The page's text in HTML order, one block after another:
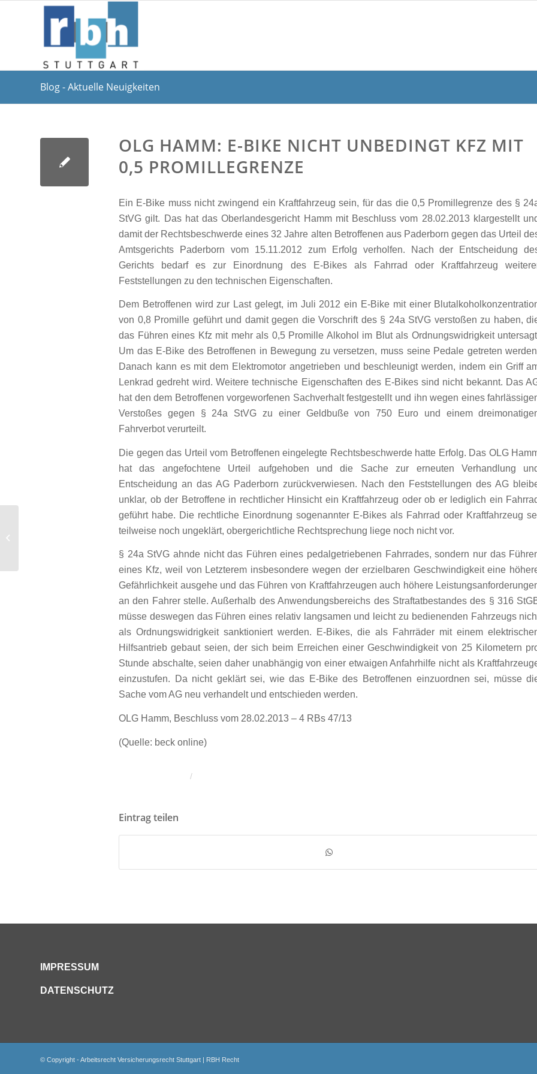
Blog - Aktuelle Neuigkeiten
OLG HAMM: E-BIKE NICHT UNBEDINGT KFZ MIT
0,5 PROMILLEGRENZE
Ein E-Bike muss nicht zwingend ein Kraftfahrzeug sein, für das die 0,5 Promillegrenze des §
StVG gilt. Das hat das Oberlandesgericht Hamm mit Beschluss vom 28.02.2013 klargestellt
damit der Rechtsbeschwerde eines 32 Jahre alten Betroffenen aus Paderborn gegen das Urteil
Amtsgerichts Paderborn vom 15.11.2012 zum Erfolg verholfen. Nach der Entscheidung
Gerichts bedarf es zur Einordnung des E-Bikes als Fahrrad oder Kraftfahrzeug
Feststellungen zu den technischen Eigenschaften.
Dem Betroffenen wird zur Last gelegt, im Juli 2012 ein E-Bike mit einer
von 0,8 Promille geführt und damit gegen die Vorschrift des § 24a StVG verstoßen zu haben,
das Führen eines Kfz mit mehr als 0,5 Promille Alkohol im Blut als Ordnungswidrigkeit
Um das E-Bike des Betroffenen in Bewegung zu versetzen, muss seine Pedale getreten
Danach kann es mit dem Elektromotor angetrieben und beschleunigt werden, indem ein Griff
Lenkrad gedreht wird. Weitere technische Eigenschaften des E-Bikes sind nicht bekannt. Das
hat den dem Betroffenen vorgeworfenen Sachverhalt festgestellt und ihn wegen eines
Verstoßes gegen § 24a StVG zu einer Geldbuße von 750 Euro und einem
Fahrverbot verurteilt.
Die gegen das Urteil vom Betroffenen eingelegte Rechtsbeschwerde hatte Erfolg. Das OLG
hat das angefochtene Urteil aufgehoben und die Sache zur erneuten Verhandlung
Entscheidung an das AG Paderborn zurückverwiesen. Nach den Feststellungen des AG
unklar, ob der Betroffene in rechtlicher Hinsicht ein Kraftfahrzeug oder ob er lediglich ein
geführt habe. Die rechtliche Einordnung sogenannter E-Bikes als Fahrrad oder Kraftfahrzeug
teilweise noch ungeklärt, obergerichtliche Rechtsprechung liege noch nicht vor.
§ 24a StVG ahnde nicht das Führen eines pedalgetriebenen Fahrrades, sondern nur das
eines Kfz, weil von Letzterem insbesondere wegen der erzielbaren Geschwindigkeit eine
Gefährlichkeit ausgehe und das Führen von Kraftfahrzeugen auch höhere
an den Fahrer stelle. Außerhalb des Anwendungsbereichs des Straftatbestandes des § 316
müsse deswegen das Führen eines relativ langsamen und leicht zu bedienenden Fahrzeugs
als Ordnungswidrigkeit sanktioniert werden. E-Bikes, die als Fahrräder mit einem
Hilfsantrieb gebaut seien, der sich beim Erreichen einer Geschwindigkeit von 25 Kilometern
Stunde abschalte, seien daher unabhängig von einer etwaigen Anfahrhilfe nicht als
einzustufen. Da nicht geklärt sei, wie das E-Bike des Betroffenen einzuordnen sei, müsse
Sache vom AG neu verhandelt und entschieden werden.
OLG Hamm, Beschluss vom 28.02.2013 – 4 RBs 47/13
(Quelle: beck online)
/
Eintrag teilen
IMPRESSUM
DATENSCHUTZ
© Copyright - Arbeitsrecht Versicherungsrecht Stuttgart | RBH Recht
Stichtagsregelung für Sonderzahlung